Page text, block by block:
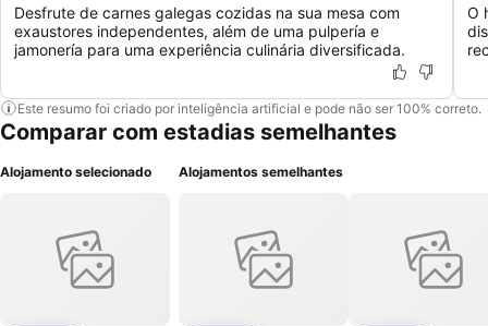
Desfrute de carnes galegas cozidas na sua mesa com
exaustores independentes, além de uma pulpería e
jamonería para uma experiência culinária diversificada.
O
Este resumo foi criado por inteligência artificial e pode não ser 100% correto.
Comparar com estadias semelhantes
Alojamento selecionado Alojamentos semelhantes